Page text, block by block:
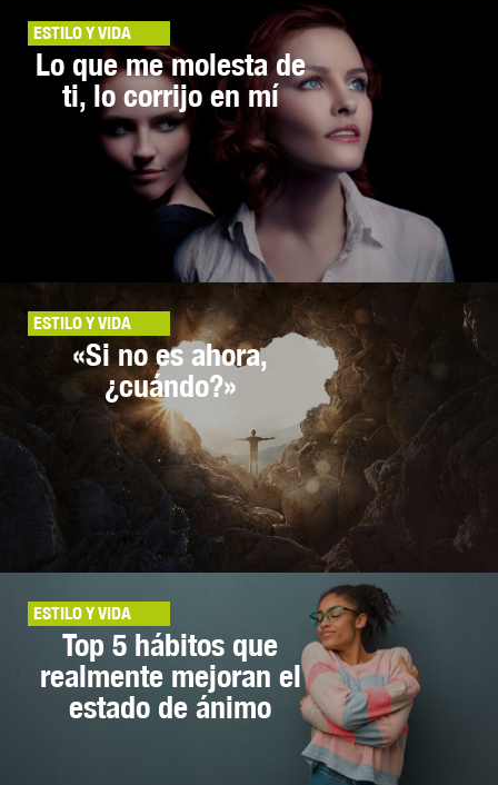
ESTILO Y VIDA
Lo que me molesta de
ti, lo corrijo en mí
ESTILO Y VIDA
«Si no es ahora,
¿cuándo?»
ESTILO Y VIDA
Top 5 hábitos que
realmente mejoran el
estado de ánimo